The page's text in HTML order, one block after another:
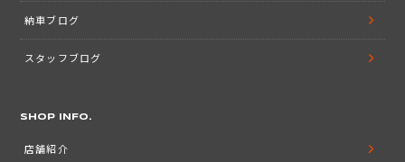
納車ブログ
スタッフブログ
SHOP INFO.
店舗紹介